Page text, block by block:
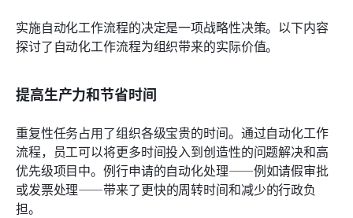
实施自动化工作流程的决定是一项战略性决策。以下内容
探讨了自动化工作流程为组织带来的实际价值。
提高生产力和节省时间
重复性任务占用了组织各级宝贵的时间。通过自动化工作
流程，员工可以将更多时间投入到创造性的问题解决和高
优先级项目中。例行申请的自动化处理——例如请假审批
或发票处理——带来了更快的周转时间和减少的行政负
担。